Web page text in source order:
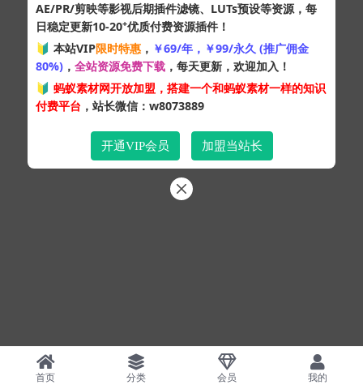
首页 分类 会员 我的
AE/PR/剪映等影视后期插件滤镜、LUTs预设等资源，每
日稳定更新10-20+优质付费资源插件！
🔰 本站VIP限时特惠 ， ￥69/年，￥99/永久 (推广佣金
80%) ， 全站资源免费下载 ，每天更新，欢迎加入！
🔰 蚂蚁素材网开放加盟，搭建一个和蚂蚁素材一样的知识
付费平台 ，站长微信：w8073889
开通VIP会员 加盟当站长